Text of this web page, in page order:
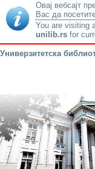
Овај вебсајт
Вас да
You are visiting
unilib.rs for
Универзитетска